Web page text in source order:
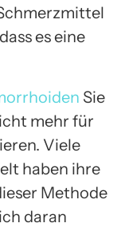
es eine
Sie
mehr für
Viele
haben ihre
Methode
daran